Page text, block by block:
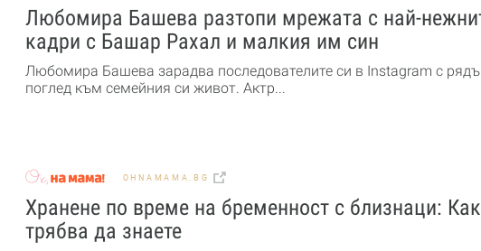
Любомира Башева разтопи мрежата с най-
кадри с Башар Рахал и малкия им син
Любомира Башева зарадва последователите си в Instagram с
поглед към семейния си живот. Актр...
OHNAMAMA.BG
Хранене по време на бременност с близнаци:
трябва да знаете